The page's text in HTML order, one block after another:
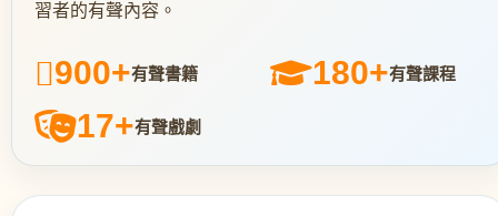
習者的有聲內容。
900+有聲書籍 180+有聲課程
17+有聲戲劇